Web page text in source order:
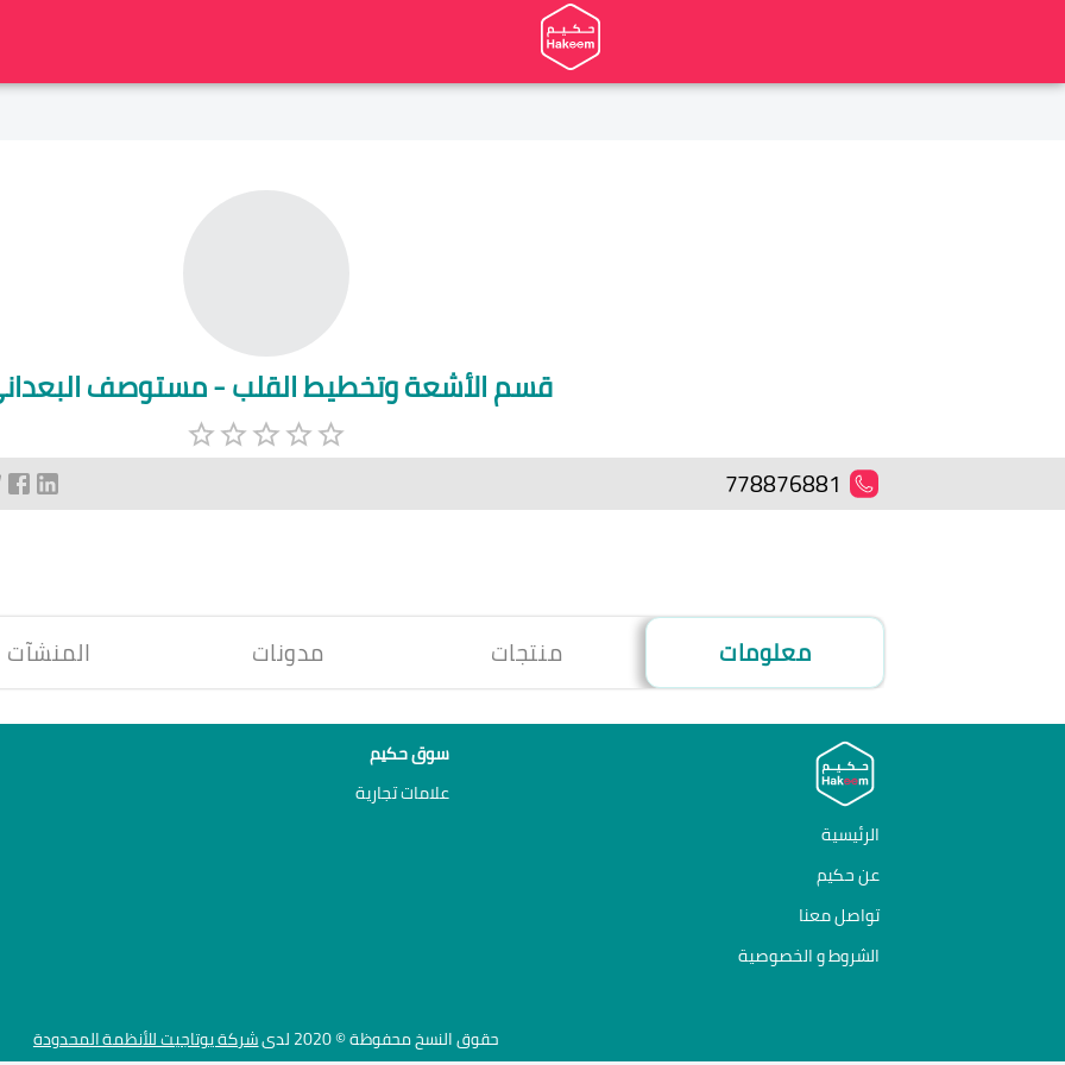
قسم الأشعة وتخطيط القلب - مستوصف
778876881
معلومات منتجات مدونات المنشآت
الرئيسية
عن حكيم
تواصل معنا
الشروط و الخصوصية
سوق حكيم
علامات تجارية
حقوق النسخ محفوظة © 2020 لدى شركة يوتاجيت للأنظمة المحدودة